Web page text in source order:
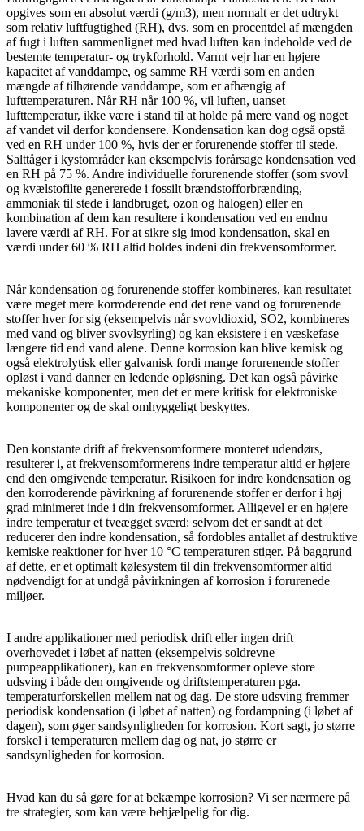
opgives som en absolut værdi (g/m3), men normalt er det udtrykt
som relativ luftfugtighed (RH), dvs. som en procentdel af mængden
af fugt i luften sammenlignet med hvad luften kan indeholde ved de
bestemte temperatur- og trykforhold. Varmt vejr har en højere
kapacitet af vanddampe, og samme RH værdi som en anden
mængde af tilhørende vanddampe, som er afhængig af
lufttemperaturen. Når RH når 100 %, vil luften, uanset
lufttemperatur, ikke være i stand til at holde på mere vand og noget
af vandet vil derfor kondensere. Kondensation kan dog også opstå
ved en RH under 100 %, hvis der er forurenende stoffer til stede.
Salttåger i kystområder kan eksempelvis forårsage kondensation ved
en RH på 75 %. Andre individuelle forurenende stoffer (som svovl
og kvælstofilte genererede i fossilt brændstofforbrænding,
ammoniak til stede i landbruget, ozon og halogen) eller en
kombination af dem kan resultere i kondensation ved en endnu
lavere værdi af RH. For at sikre sig imod kondensation, skal en
værdi under 60 % RH altid holdes indeni din frekvensomformer.
Når kondensation og forurenende stoffer kombineres, kan resultatet
være meget mere korroderende end det rene vand og forurenende
stoffer hver for sig (eksempelvis når svovldioxid, SO2, kombineres
med vand og bliver svovlsyrling) og kan eksistere i en væskefase
længere tid end vand alene. Denne korrosion kan blive kemisk og
også elektrolytisk eller galvanisk fordi mange forurenende stoffer
opløst i vand danner en ledende opløsning. Det kan også påvirke
mekaniske komponenter, men det er mere kritisk for elektroniske
komponenter og de skal omhyggeligt beskyttes.
Den konstante drift af frekvensomformere monteret udendørs,
resulterer i, at frekvensomformerens indre temperatur altid er højere
end den omgivende temperatur. Risikoen for indre kondensation og
den korroderende påvirkning af forurenende stoffer er derfor i høj
grad minimeret inde i din frekvensomformer. Alligevel er en højere
indre temperatur et tveægget sværd: selvom det er sandt at det
reducerer den indre kondensation, så fordobles antallet af destruktive
kemiske reaktioner for hver 10 °C temperaturen stiger. På baggrund
af dette, er et optimalt kølesystem til din frekvensomformer altid
nødvendigt for at undgå påvirkningen af korrosion i forurenede
miljøer.
I andre applikationer med periodisk drift eller ingen drift
overhovedet i løbet af natten (eksempelvis soldrevne
pumpeapplikationer), kan en frekvensomformer opleve store
udsving i både den omgivende og driftstemperaturen pga.
temperaturforskellen mellem nat og dag. De store udsving fremmer
periodisk kondensation (i løbet af natten) og fordampning (i løbet af
dagen), som øger sandsynligheden for korrosion. Kort sagt, jo større
forskel i temperaturen mellem dag og nat, jo større er
sandsynligheden for korrosion.
Hvad kan du så gøre for at bekæmpe korrosion? Vi ser nærmere på
tre strategier, som kan være behjælpelig for dig.